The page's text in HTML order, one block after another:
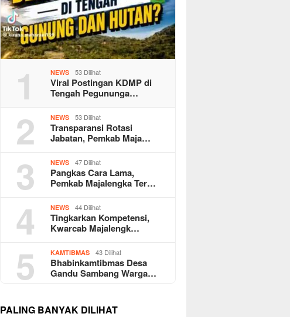
1 NEWS 53 Dilihat
Viral Postingan KDMP di
Tengah Pegununga…
2 NEWS 53 Dilihat
Transparansi Rotasi
Jabatan, Pemkab Maja…
3 NEWS 47 Dilihat
Pangkas Cara Lama,
Pemkab Majalengka Ter…
4 NEWS 44 Dilihat
Tingkarkan Kompetensi,
Kwarcab Majalengk…
5 KAMTIBMAS 43 Dilihat
Bhabinkamtibmas Desa
Gandu Sambang Warga…
PALING BANYAK DILIHAT